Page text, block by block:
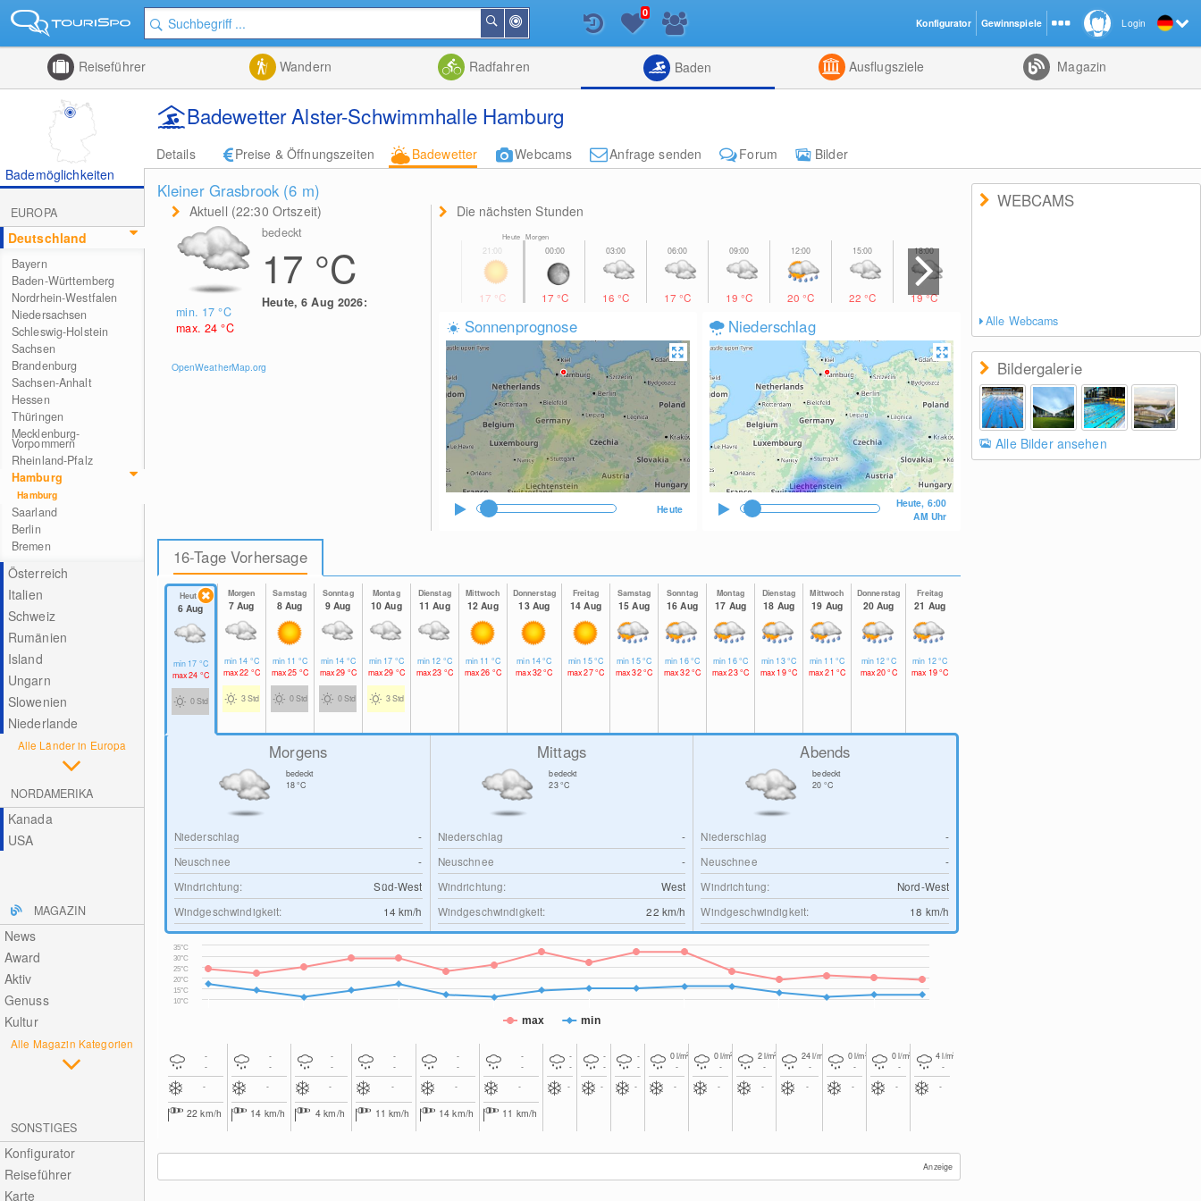
der
Suchen
Listenansicht
Kombiniert
0
Reiseführer Wandern Radfahren Baden Ausflugsziele Magazin
Badewetter Alster-Schwimmhalle Hamburg
Details Preise & Öffnungszeiten Badewetter Webcams Anfrage senden Forum
Bilder
Bademöglichkeiten
EUROPA
Deutschland
Bayern
Baden-Württemberg
Nordrhein-Westfalen
Niedersachsen
Schleswig-Holstein
Sachsen
Brandenburg
Sachsen-Anhalt
Hessen
Thüringen
Mecklenburg-
Vorpommern
Rheinland-Pfalz
Hamburg
Hamburg
Saarland
Berlin
Bremen
Österreich
Italien
Schweiz
Rumänien
Island
Ungarn
Slowenien
Niederlande
Alle Länder in Europa
NORDAMERIKA
Kanada
USA
MAGAZIN
News
Award
Aktiv
Genuss
Kultur
Alle Magazin Kategorien
SONSTIGES
Konfigurator
Reiseführer
Karte
Kleiner Grasbrook (6 m)
Aktuell (22:30 Ortszeit)
min. 17°C
max. 24°C
bedeckt
17 °C
Heute, 6 Aug 2026:
OpenWeatherMap.org
Die nächsten Stunden
17 °C
Heute Morgen
17°C 16°C 17°C 19°C 20°C 22°C 19°C
Sonnenprognose
Heute
Niederschlag
Heute, 6:00
AM Uhr
16-Tage Vorhersage
Heute
6 Aug
min 17 °C
max24 °C
0 Std
Morgen
7 Aug
min 14 °C
max22 °C
3 Std
Samstag
8 Aug
min 11 °C
max25 °C
0 Std
Sonntag
9 Aug
min 14 °C
max29 °C
0 Std
Montag
10 Aug
min 17 °C
max29 °C
3 Std
Dienstag
11 Aug
min 12 °C
max23 °C
Mittwoch
12 Aug
min 11 °C
max26 °C
Donnerstag
13 Aug
min 14°C
max32°C
Freitag
14 Aug
min 15°C
max27°C
Samstag
15 Aug
min 15°C
max32°C
Sonntag
16 Aug
min 16°C
max32°C
Montag
17 Aug
min 16°C
max23°C
Dienstag
18 Aug
min 13°C
max 19°C
Mittwoch
19 Aug
min 11 °C
max21 °C
Donnerstag
20 Aug
min 12°C
max20°C
Freitag
21 Aug
min 12°C
max 19°C
Morgens
bedeckt
18°C
Niederschlag
-
Neuschnee
-
Windrichtung:
Süd-West
Windgeschwindigkeit:
14 km/h
Mittags
bedeckt
23°C
Niederschlag
-
Neuschnee
-
Windrichtung:
West
Windgeschwindigkeit:
22 km/h
Abends
bedeckt
20 °C
Niederschlag
-
Neuschnee
-
Windrichtung:
Nord-West
Windgeschwindigkeit:
18 km/h
max min
10°C
15°C
20°C
25°C
30°C
35°C
-
-
-
22km/h
-
-
-
14 km/h
-
-
-
4km/h
-
-
-
11 km/h
-
-
-
14km/h
-
-
-
11 km/h
-
-
-
-
-
-
-
-
-
0l/m2
-
-
0l/m2
-
-
2l/m2
-
-
24l/m
-
-
0l/m2
-
-
0l/m2
-
-
4l/m2
-
-
WEBCAMS
Alle Webcams
Bildergalerie
Alle Bilder ansehen
Anzeige
Login
Konfigurator Gewinnspiele